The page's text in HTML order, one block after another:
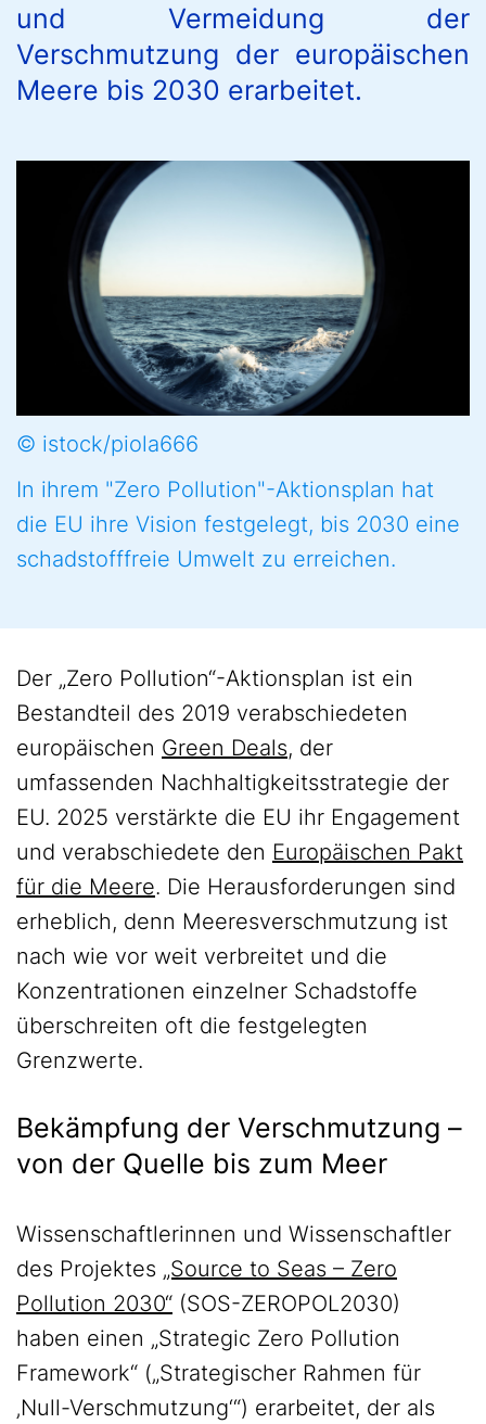
und Vermeidung der
Verschmutzung der europäischen
Meere bis 2030 erarbeitet.
© istock/piola666
In ihrem "Zero Pollution"-Aktionsplan hat
die EU ihre Vision festgelegt, bis 2030 eine
schadstofffreie Umwelt zu erreichen.
Der „Zero Pollution“-Aktionsplan ist ein
Bestandteil des 2019 verabschiedeten
europäischen Green Deals, der
umfassenden Nachhaltigkeitsstrategie der
EU. 2025 verstärkte die EU ihr Engagement
und verabschiedete den Europäischen Pakt
für die Meere. Die Herausforderungen sind
erheblich, denn Meeresverschmutzung ist
nach wie vor weit verbreitet und die
Konzentrationen einzelner Schadstoffe
überschreiten oft die festgelegten
Grenzwerte.
Bekämpfung der Verschmutzung –
von der Quelle bis zum Meer
Wissenschaftlerinnen und Wissenschaftler
des Projektes „Source to Seas – Zero
Pollution 2030“ (SOS-ZEROPOL2030)
haben einen „Strategic Zero Pollution
Framework“ („Strategischer Rahmen für
‚Null-Verschmutzung‘“) erarbeitet, der als